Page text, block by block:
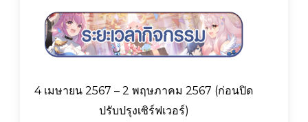
4 เมษายน 2567 – 2 พฤษภาคม 2567 (ก่อนปิด
ปรับปรุงเซิร์ฟเวอร์)